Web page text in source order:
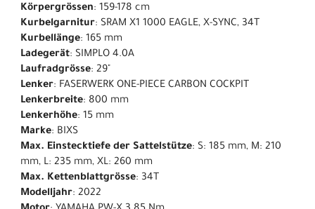
Körpergrössen: 159-178 cm
Kurbelgarnitur: SRAM X1 1000 EAGLE, X-SYNC, 34T
Kurbellänge: 165 mm
Ladegerät: SIMPLO 4.0A
Laufradgrösse: 29"
Lenker: FASERWERK ONE-PIECE CARBON COCKPIT
Lenkerbreite: 800 mm
Lenkerhöhe: 15 mm
Marke: BIXS
Max. Einstecktiefe der Sattelstütze: S: 185 mm, M: 210
mm, L: 235 mm, XL: 260 mm
Max. Kettenblattgrösse: 34T
Modelljahr: 2022